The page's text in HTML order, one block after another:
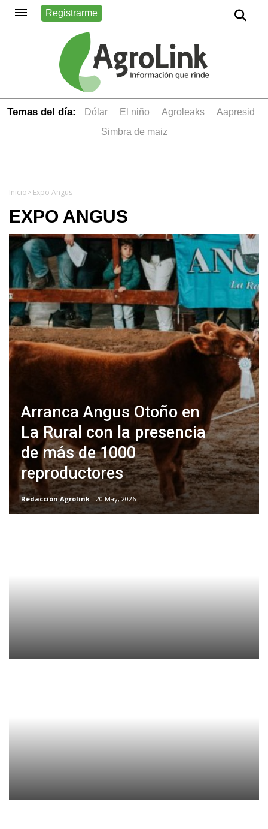
Registrarme
Temas del día: dólar el niño Agroleaks
aapresid
simbra de maiz
Inicio> Expo Angus
EXPO ANGUS
Arranca Angus Otoño en
La Rural con la presencia
de más de 1000
reproductores
Redacción Agrolink - 20 May, 2026